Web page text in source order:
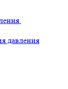
давления